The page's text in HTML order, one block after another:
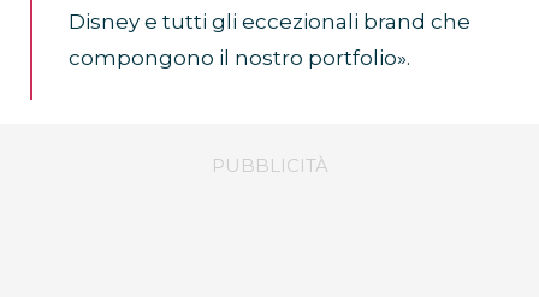
Disney e tutti gli eccezionali brand che
compongono il nostro portfolio».